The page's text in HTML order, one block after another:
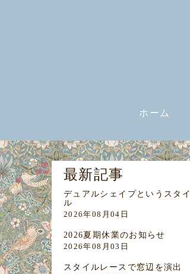
ホーム
最新記事
デュアルシェイプというスタイ
ル
2026年08月04日
2026夏期休業のお知らせ
2026年08月03日
スタイルレースで窓辺を演出